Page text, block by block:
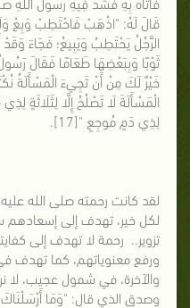
قَالَ لَهُ: "اذْهَبْ فَاحْتَطِبْ وَبِعْ
الرَّجُلُ يَحْتَطِبُ وَيَبِيعُ؛ فَجَاءَ
ثَوْبًا وَبِبَعْضِهَا طَعَامًا فَقَالَ
خَيْرٌ لَكَ مِنْ أَنْ تَجِيءَ الْمَسْأَلَةُ
الْمَسْأَلَةَ لَا تَصْلُحُ إِلَّا لِثَلَاثَةٍ
لِذِي دَمٍ مُوجِعٍ "[17].
لقد كانت رحمته صلى الله
لكل خير، تهدف إلى إسعادهم
تزوير.. رحمة لا تهدف إلى
ورفع معنوياتهم، كما تهدف
والآخرة، في شمول عجيب، لا
وصدق الذي قال: "وَمَا أَرْسَلْنَاكَ